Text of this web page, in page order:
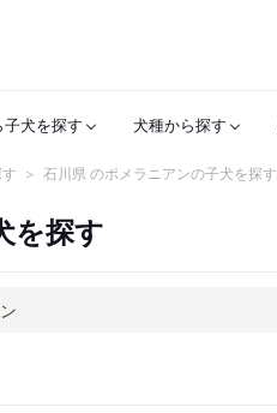
犬を探す 犬種から探す
石川県 のポメラニアンの子犬を探す
を探す